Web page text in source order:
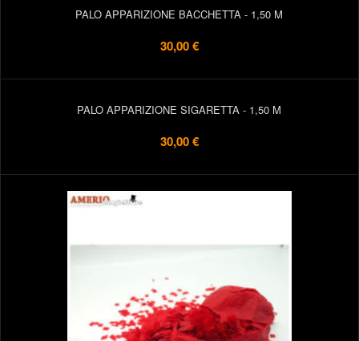
PALO APPARIZIONE BACCHETTA - 1,50 M
30,00 €
PALO APPARIZIONE SIGARETTA - 1,50 M
30,00 €